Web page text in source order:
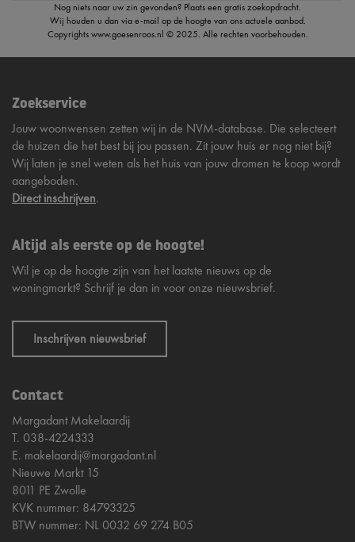
Nog niets naar uw zin gevonden? Plaats een gratis zoekopdracht.
Wij houden u dan via e-mail op de hoogte van ons actuele aanbod.
Copyrightswww.goesenroos.nl © 2025. Alle rechten voorbehouden.
Zoekservice
Jouw woonwensen zetten wij in de NVM-database. Die selecteert
de huizen die het best bij jou passen. Zit jouw huis er nog niet bij?
Wij laten je snel weten als het huis van jouw dromen te koop wordt
aangeboden.
Direct inschrijven.
Altijd als eerste op de hoogte!
Wil je op de hoogte zijn van het laatste nieuws op de
woningmarkt? Schrijf je dan in voor onze nieuwsbrief.
Inschrijven nieuwsbrief
Contact
Margadant Makelaardij
T. 038-4224333
E. makelaardij@margadant.nl
Nieuwe Markt 15
8011 PE Zwolle
KVK nummer: 84793325
BTW nummer: NL 0032 69 274 B05